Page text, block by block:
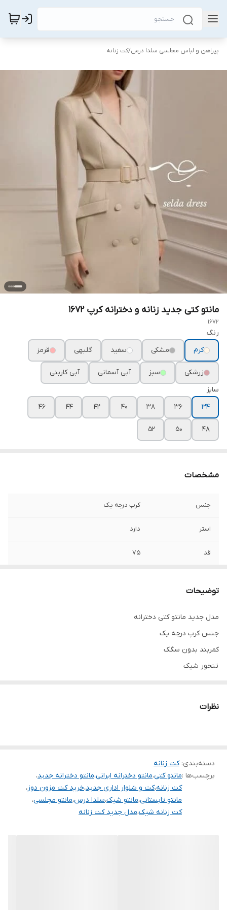
پیراهن و لباس مجلسی سلدا درس/کت زنانه
مانتو کتی جدید زنانه و دخترانه کرپ ۱۶۷۲
1672
رنگ
کرم
مشکی سفید گلبهی قرمز
زرشکی سبز آبی آسمانی
آبی کاربنی
سایز
۳۴
۳۶ ۳۸ ۴۰ ۴۲ ۴۴ ۴۶
۴۸ ۵۰ ۵۲
مشخصات
جنس کرپ درجه یک
استر دارد
قد ۷۵
توضیحات
مدل جدید مانتو کتی دخترانه
جنس کرپ درجه یک
کمربند بدون سگک
تنخور شیک
آنها درج شده است چون این سایت امکان مرجوع ندارد و فقط امکان
تعویض سایز دارد.
نظرات
دسته‌بندی:کت زنانه
برچسب‌ها :مانتو کتی،مانتو دخترانه ایرانی،مانتو دخترانه جدید،
کت زنانه،کت و شلوار اداری جدید،خرید کت مزون دوز،
مانتو تابستانی،مانتو شیک،سلدا درس،مانتو مجلسی،
کت زنانه شیک،مدل جدید کت زنانه